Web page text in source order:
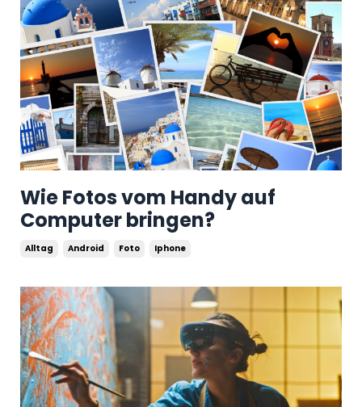
Wie Fotos vom Handy auf
Computer bringen?
Alltag Android Foto Iphone